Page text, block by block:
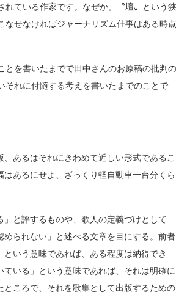
ている作家です。なぜか。〝壇〟という狭
せなければジャーナリズム仕事はある時点
を書いたまでで田中さんのお原稿の批判の
れに付随する考えを書いたまでのことで
あるはそれにきわめて近しい形式であるこ
あるにせよ、ざっくり軽自動車一台分くら
と評するものや、歌人の定義づけとして
められない」と述べる文章を目にする。前者
いう意味であれば、ある程度は納得でき
いる」という意味であれば、それは明確に
ころで、それを歌集として出版するための